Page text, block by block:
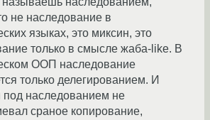
не наследование в
языках, это миксин, это
только в смысле жаба-like. В
ООП наследование
только делегированием. И
под наследованием не
сраное копирование,